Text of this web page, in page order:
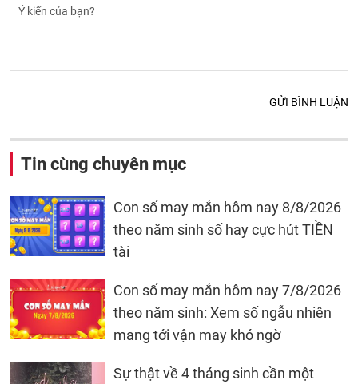
GỬI BÌNH LUẬN
Tin cùng chuyên mục
Con số may mắn hôm nay 8/8/2026
theo năm sinh số hay cực hút TIỀN
tài
Con số may mắn hôm nay 7/8/2026
theo năm sinh: Xem số ngẫu nhiên
mang tới vận may khó ngờ
Sự thật về 4 tháng sinh cần một